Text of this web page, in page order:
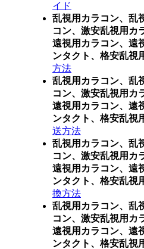
イド
乱視用カラコン、乱
コン、激安乱視用カ
遠視用カラコン、遠
ンタクト、格安乱視
方法
乱視用カラコン、乱
コン、激安乱視用カ
遠視用カラコン、遠
ンタクト、格安乱視
送方法
乱視用カラコン、乱
コン、激安乱視用カ
遠視用カラコン、遠
ンタクト、格安乱視
換方法
乱視用カラコン、乱
コン、激安乱視用カ
遠視用カラコン、遠
ンタクト、格安乱視